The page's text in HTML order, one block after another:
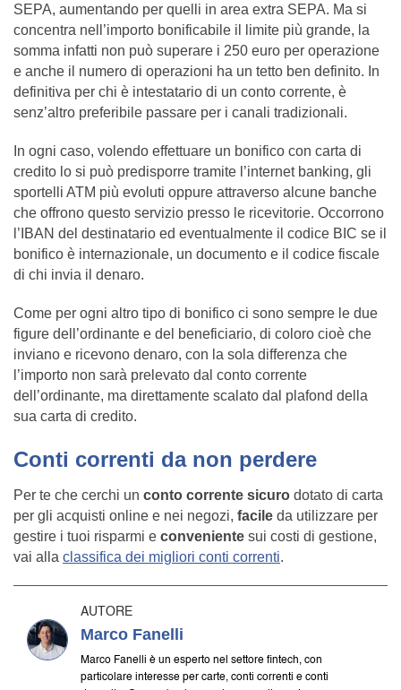
SEPA, aumentando per quelli in area extra SEPA. Ma si
concentra nell’importo bonificabile il limite più grande, la
somma infatti non può superare i 250 euro per operazione
e anche il numero di operazioni ha un tetto ben definito. In
definitiva per chi è intestatario di un conto corrente, è
senz’altro preferibile passare per i canali tradizionali.
In ogni caso, volendo effettuare un bonifico con carta di
credito lo si può predisporre tramite l’internet banking, gli
sportelli ATM più evoluti oppure attraverso alcune banche
che offrono questo servizio presso le ricevitorie. Occorrono
l’IBAN del destinatario ed eventualmente il codice BIC se il
bonifico è internazionale, un documento e il codice fiscale
di chi invia il denaro.
Come per ogni altro tipo di bonifico ci sono sempre le due
figure dell’ordinante e del beneficiario, di coloro cioè che
inviano e ricevono denaro, con la sola differenza che
l’importo non sarà prelevato dal conto corrente
dell’ordinante, ma direttamente scalato dal plafond della
sua carta di credito.
Conti correnti da non perdere
Per te che cerchi un conto corrente sicuro dotato di carta
per gli acquisti online e nei negozi, facile da utilizzare per
gestire i tuoi risparmi e conveniente sui costi di gestione,
vai alla classifica dei migliori conti correnti.
AUTORE
Marco Fanelli
Marco Fanelli è un esperto nel settore fintech, con
particolare interesse per carte, conti correnti e conti